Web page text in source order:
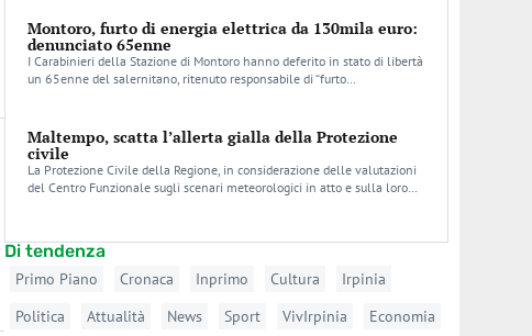
Montoro, furto di energia elettrica da 130mila euro:
denunciato 65enne
I Carabinieri della Stazione di Montoro hanno deferito in stato di libertà
un 65enne del salernitano, ritenuto responsabile di “furto…
Maltempo, scatta l’allerta gialla della Protezione
civile
La Protezione Civile della Regione, in considerazione delle valutazioni
del Centro Funzionale sugli scenari meteorologici in atto e sulla loro…
Di tendenza
Primo Piano Cronaca Inprimo Cultura
Irpinia
Politica
Attualità News Sport VivIrpinia
Economia